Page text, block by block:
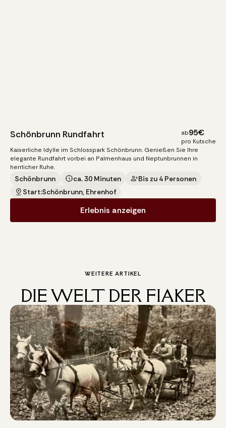
Schönbrunn Rundfahrt ab95€
pro Kutsche
Kaiserliche Idylle im Schlosspark Schönbrunn. Genießen Sie Ihre
elegante Rundfahrt vorbei an Palmenhaus und Neptunbrunnen in
herrlicher Ruhe.
Schönbrunn ca. 30 Minuten
Bis zu 4 Personen
Start:Schönbrunn, Ehrenhof
Erlebnis anzeigen
WEITERE ARTIKEL
DIE WELT DER FIAKER